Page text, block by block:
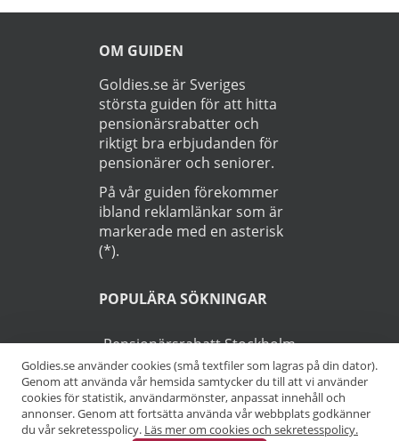
OM GUIDEN
Goldies.se är Sveriges
största guiden för att hitta
pensionärsrabatter och
riktigt bra erbjudanden för
pensionärer och seniorer.
På vår guiden förekommer
ibland reklamlänkar som är
markerade med en asterisk
(*).
POPULÄRA SÖKNINGAR
Pensionärsrabatt Stockholm
Pensionärsrabatt Göteborg
Pensionärsrabatt Malmö
Goldies.se använder cookies (små textfiler som lagras på din dator).
Genom att använda vår hemsida samtycker du till att vi använder
cookies för statistik, användarmönster, anpassat innehåll och
annonser. Genom att fortsätta använda vår webbplats godkänner
du vår sekretesspolicy. Läs mer om cookies och sekretesspolicy.